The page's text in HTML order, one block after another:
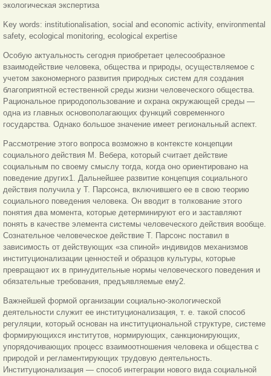
экологическая экспертиза
Key words: institutionalisation, social and economic activity, environmental
safety, ecological monitoring, ecological expertise
Особую актуальность сегодня приобретает целесообразное
взаимодействие человека, общества и природы, осуществляемое с
учетом закономерного развития природных систем для создания
благоприятной естественной среды жизни человеческого общества.
Рациональное природопользование и охрана окружающей среды —
одна из главных основополагающих функций современного
государства. Однако большое значение имеет региональный аспект.
Рассмотрение этого вопроса возможно в контексте концепции
социального действия М. Вебера, который считает действие
социальным по своему смыслу тогда, когда оно ориентировано на
поведение других1. Дальнейшее развитие концепция социального
действия получила у Т. Парсонса, включившего ее в свою теорию
социального поведения человека. Он вводит в толкование этого
понятия два момента, которые детерминируют его и заставляют
понять в качестве элемента системы человеческого действия вообще.
Сознательное человеческое действие Т. Парсонс поставил в
зависимость от действующих «за спиной» индивидов механизмов
институционализации ценностей и образцов культуры, которые
превращают их в принудительные нормы человеческого поведения и
обязательные требования, предъявляемые ему2.
Важнейшей формой организации социально-экологической
деятельности служит ее институционализация, т. е. такой способ
регуляции, который основан на институциональной структуре, системе
формирующихся институтов, нормирующих, санкционирующих,
упорядочивающих процесс взаимоотношения человека и общества с
природой и регламентирующих трудовую деятельность.
Институционализация — способ интеграции нового вида социальной